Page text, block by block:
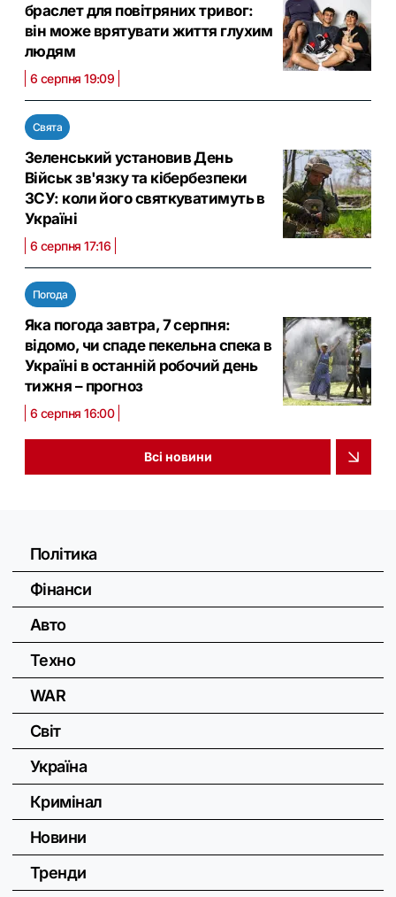
браслет для повітряних тривог:
він може врятувати життя глухим
людям
6 серпня 19:09
Свята
Зеленський установив День
Військ зв'язку та кібербезпеки
ЗСУ: коли його святкуватимуть в
Україні
6 серпня 17:16
Погода
Яка погода завтра, 7 серпня:
відомо, чи спаде пекельна спека в
Україні в останній робочий день
тижня – прогноз
6 серпня 16:00
Всі новини
Політика
Фінанси
Авто
Техно
WAR
Світ
Україна
Кримінал
Новини
Тренди